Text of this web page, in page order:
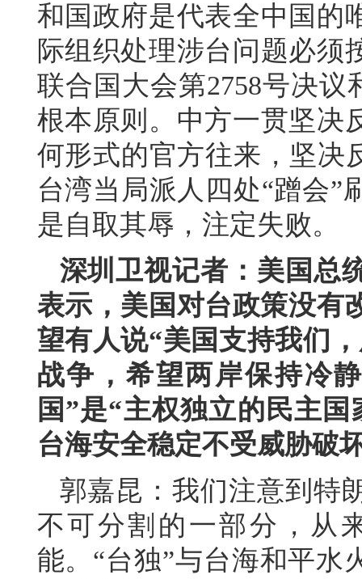
和国政府是代表全中国的
际组织处理涉台问题必须
联合国大会第2758号决议
根本原则。中方一贯坚决
何形式的官方往来，坚决
台湾当局派人四处“蹭会”
是自取其辱，注定失败。
深圳卫视记者：美国总
表示，美国对台政策没有
望有人说“美国支持我们
战争，希望两岸保持冷
国”是“主权独立的民主
台海安全稳定不受威胁破
郭嘉昆：我们注意到特
不可分割的一部分，从
能。“台独”与台海和平水